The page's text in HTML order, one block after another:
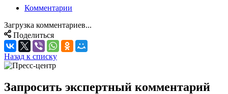
Комментарии
Загрузка комментариев...
Поделиться
Назад к списку
Запросить экспертный комментарий